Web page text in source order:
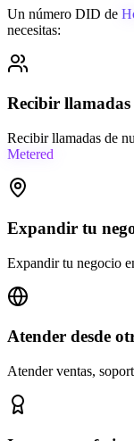
Un número DID de
necesitas:
Recibir llamadas
Recibir llamadas de
Metered
Expandir tu
Expandir tu negocio
Atender desde
Atender ventas,